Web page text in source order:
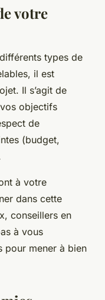
votre
types de
il est
Il s’agit de
objectifs
de
(budget,
à votre
dans cette
conseillers en
à vous
pour mener à bien